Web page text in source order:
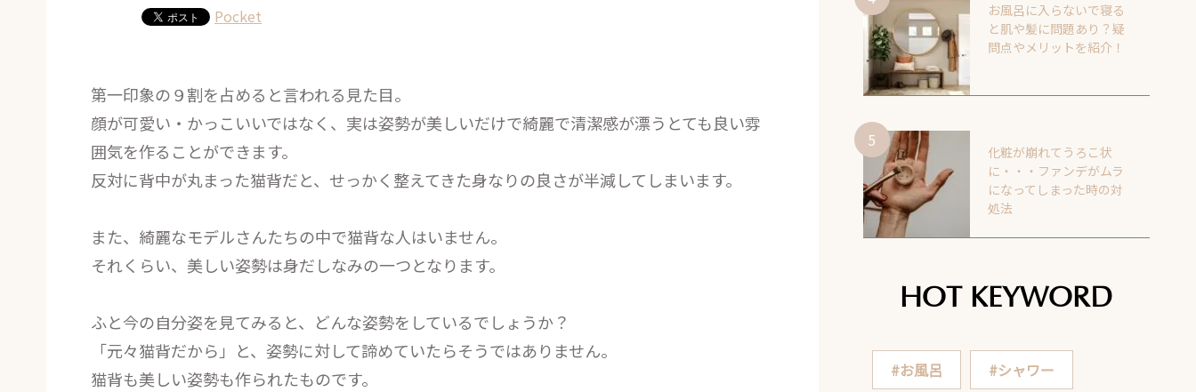
Pocket
第一印象の９割を占めると言われる見た目。
顔が可愛い・かっこいいではなく、実は姿勢が美しいだけで綺麗で清潔感が漂うとても良い雰
囲気を作ることができます。
反対に背中が丸まった猫背だと、せっかく整えてきた身なりの良さが半減してしまいます。
また、綺麗なモデルさんたちの中で猫背な人はいません。
それくらい、美しい姿勢は身だしなみの一つとなります。
ふと今の自分姿を見てみると、どんな姿勢をしているでしょうか？
「元々猫背だから」と、姿勢に対して諦めていたらそうではありません。
猫背も美しい姿勢も作られたものです。
お風呂に入らないで寝る
と肌や髪に問題あり？疑
問点やメリットを紹介！
化粧が崩れてうろこ状
に・・・ファンデがムラ
になってしまった時の対
処法
HOT KEYWORD
#お風呂 #シャワー